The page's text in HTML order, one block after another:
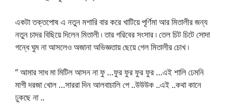
একটা তক্তপোষ এ নতুন মশারি বার করে খাটিয়ে পূর্ণিমা আর মিতালীর জন্য
নতুন চাদর বিছিয়ে দিলেন মিতালী ৷ তার গরিবের সংসার ৷ তেল চিট চিটে সোদা
গন্ধে ঘুম না আসলেও অজানা অভিজ্ঞতায় ছেয়ে গেল মিতালীর চোখ ৷
” আমার সাধ মা মিটিল আসন না ফু …ফুর ফুর ফুর ফুর …এই শালি ঢেমনি
মাগী দরজা খোল …সাররা দিন আলবাচালি পে ..উউউক ..এই ..কথা কানে
ঢুকছে না ..